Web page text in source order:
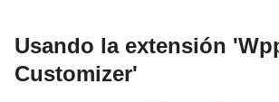
Usando la extensión
Customizer'